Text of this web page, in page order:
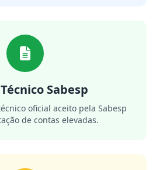
Sabesp
oficial aceito pela Sabesp
de contas elevadas.